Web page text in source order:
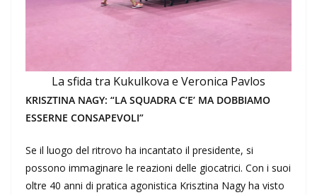
La sfida tra Kukulkova e Veronica Pavlos
KRISZTINA NAGY: “LA SQUADRA C’E’ MA DOBBIAMO
ESSERNE CONSAPEVOLI”
Se il luogo del ritrovo ha incantato il presidente, si
possono immaginare le reazioni delle giocatrici. Con i suoi
oltre 40 anni di pratica agonistica Krisztina Nagy ha visto